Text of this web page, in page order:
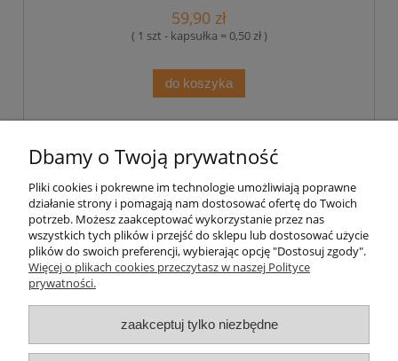
59,90 zł
( 1 szt - kapsułka = 0,50 zł )
do koszyka
« 1 »
Pomoc
Moje konto
Informacje
Dbamy o Twoją prywatność
Pliki cookies i pokrewne im technologie umożliwiają poprawne
działanie strony i pomagają nam dostosować ofertę do Twoich
potrzeb. Możesz zaakceptować wykorzystanie przez nas
wszystkich tych plików i przejść do sklepu lub dostosować użycie
plików do swoich preferencji, wybierając opcję "Dostosuj zgody".
Więcej o plikach cookies przeczytasz w naszej Polityce
prywatności.
zaakceptuj tylko niezbędne